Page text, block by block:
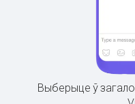
Выберыце ў